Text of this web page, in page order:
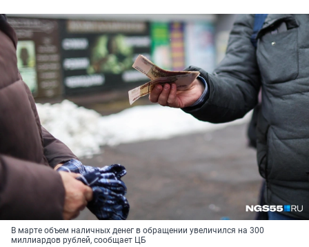
В марте объем наличных денег в обращении увеличился на 300
миллиардов рублей, сообщает ЦБ